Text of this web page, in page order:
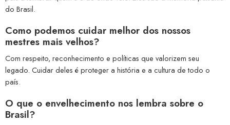
do Brasil.
Como podemos cuidar melhor dos nossos
mestres mais velhos?
Com respeito, reconhecimento e políticas que valorizem seu
legado. Cuidar deles é proteger a história e a cultura de todo o
país.
O que o envelhecimento nos lembra sobre o
Brasil?